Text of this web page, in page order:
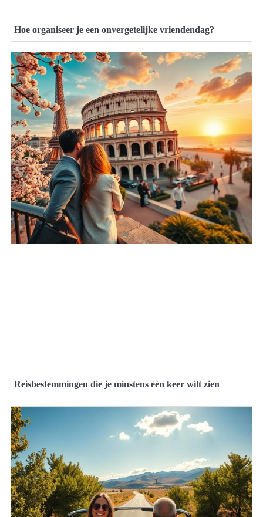
Hoe organiseer je een onvergetelijke vriendendag?
Reisbestemmingen die je minstens één keer wilt zien